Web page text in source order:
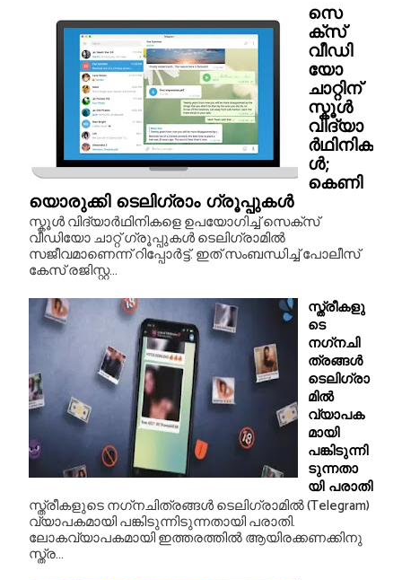
സെ
ക്സ്
വീഡി
യോ
ചാറ്റിന്
സ്കൂൾ
വിദ്യാ
ർഥിനിക
ൾ;
കെണി
യൊരുക്കി ടെലിഗ്രാം ഗ്രൂപ്പുകൾ
സ്കൂൾ വിദ്യാർഥിനികളെ ഉപയോഗിച്ച് സെക്സ്
വീഡിയോ ചാറ്റ് ഗ്രൂപ്പുകൾ ടെലിഗ്രാമിൽ
സജീവമാണെന്ന് റിപ്പോർട്ട്. ഇത് സംബന്ധിച്ച് പോലീസ്
കേസ് രജിസ്റ്റ...
സ്ത്രീകളു
ടെ
നഗ്‌നചി
ത്രങ്ങള്‍
ടെലിഗ്രാ
മില്‍
വ്യാപക
മായി
പങ്കിടുന്നി
ടുന്നതാ
യി പരാതി
സ്ത്രീകളുടെ നഗ്‌നചിത്രങ്ങള്‍ ടെലിഗ്രാമില്‍ (Telegram)
വ്യാപകമായി പങ്കിടുന്നിടുന്നതായി പരാതി.
ലോകവ്യാപകമായി ഇത്തരത്തില്‍ ആയിരക്കണക്കിനു
സ്ത്ര...